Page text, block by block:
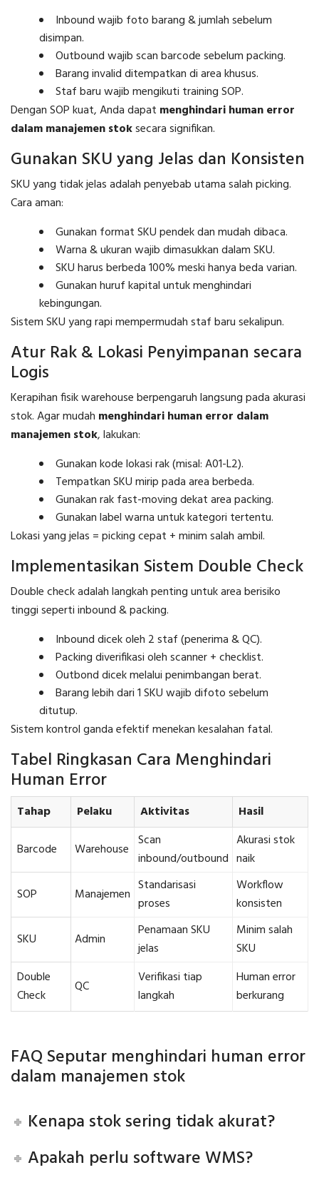
Inbound wajib foto barang & jumlah sebelum
disimpan.
Outbound wajib scan barcode sebelum packing.
Barang invalid ditempatkan di area khusus.
Staf baru wajib mengikuti training SOP.
Dengan SOP kuat, Anda dapat menghindari human error
dalam manajemen stoksecara signifikan.
Gunakan SKU yang Jelas dan Konsisten
SKU yang tidak jelas adalah penyebab utama salah picking.
Cara aman:
Gunakan format SKU pendek dan mudah dibaca.
Warna & ukuran wajib dimasukkan dalam SKU.
SKU harus berbeda 100% meski hanya beda varian.
Gunakan huruf kapital untuk menghindari
kebingungan.
Sistem SKU yang rapi mempermudah staf baru sekalipun.
Atur Rak & Lokasi Penyimpanan secara
Logis
Kerapihan fisik warehouse berpengaruh langsung pada akurasi
stok. Agar mudah menghindari human error dalam
manajemen stok, lakukan:
Gunakan kode lokasi rak (misal: A01-L2).
Tempatkan SKU mirip pada area berbeda.
Gunakan rak fast-moving dekat area packing.
Gunakan label warna untuk kategori tertentu.
Lokasi yang jelas = picking cepat + minim salah ambil.
Implementasikan Sistem Double Check
Double check adalah langkah penting untuk area berisiko
tinggi seperti inbound & packing.
Inbound dicek oleh 2 staf (penerima & QC).
Packing diverifikasi oleh scanner + checklist.
Outbond dicek melalui penimbangan berat.
Barang lebih dari 1 SKU wajib difoto sebelum
ditutup.
Sistem kontrol ganda efektif menekan kesalahan fatal.
Tabel Ringkasan Cara Menghindari
Human Error
Tahap Pelaku Aktivitas Hasil
Barcode Warehouse Scan
inbound/outbound
Akurasi stok
naik
SOP
Manajemen Standarisasi
proses
Workflow
konsisten
SKU
Admin
Penamaan SKU
jelas
Minim salah
SKU
Double
Check
QC
Verifikasi tiap
langkah
Human error
berkurang
FAQ Seputar menghindari human error
dalam manajemen stok
Kenapa stok sering tidak akurat?
Apakah perlu software WMS?